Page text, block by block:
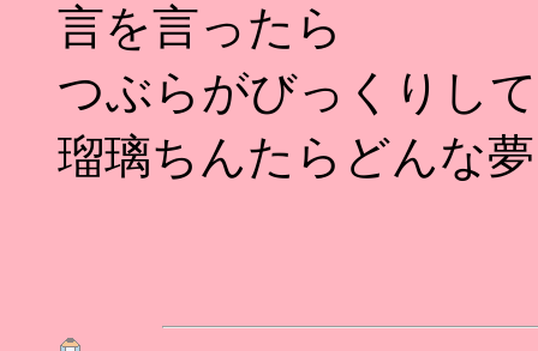
言を言ったら
つぶらがびっくりし
瑠璃ちんたらどんな